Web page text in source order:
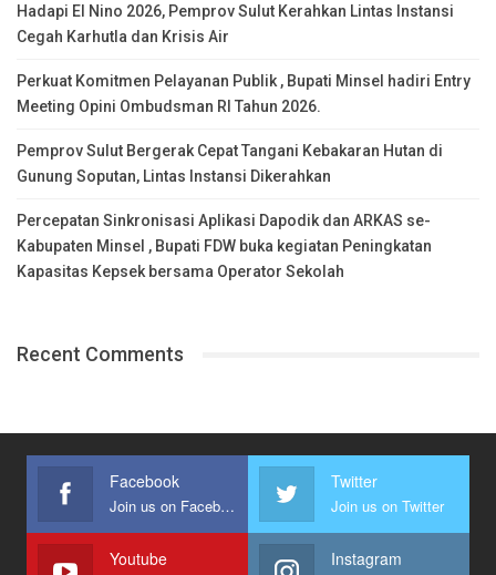
Hadapi El Nino 2026, Pemprov Sulut Kerahkan Lintas Instansi
Cegah Karhutla dan Krisis Air
Perkuat Komitmen Pelayanan Publik , Bupati Minsel hadiri Entry
Meeting Opini Ombudsman RI Tahun 2026.
Pemprov Sulut Bergerak Cepat Tangani Kebakaran Hutan di
Gunung Soputan, Lintas Instansi Dikerahkan
Percepatan Sinkronisasi Aplikasi Dapodik dan ARKAS se-
Kabupaten Minsel , Bupati FDW buka kegiatan Peningkatan
Kapasitas Kepsek bersama Operator Sekolah
Recent Comments
Facebook
Join us on Facebook
Twitter
Join us on Twitter
Youtube Instagram